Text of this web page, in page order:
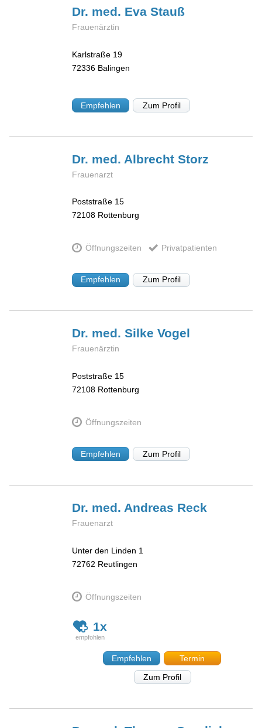
Dr. med. EvaStauß
Frauenärztin
Karlstraße 19
72336 Balingen
Empfehlen Zum Profil
Dr. med. AlbrechtStorz
Frauenarzt
Poststraße 15
72108 Rottenburg
Öffnungszeiten Privatpatienten
Empfehlen Zum Profil
Dr. med. SilkeVogel
Frauenärztin
Poststraße 15
72108 Rottenburg
Öffnungszeiten
Empfehlen Zum Profil
Dr. med. Andreas Reck
Frauenarzt
Unter den Linden 1
72762 Reutlingen
Öffnungszeiten
1x
Empfehlen
Termin
Zum Profil